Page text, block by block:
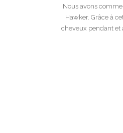
Nous avons
Hawker. Grâce à
cheveux pendant et